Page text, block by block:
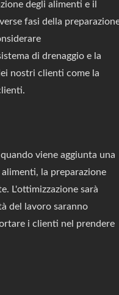
degli alimenti e il
fasi della
di drenaggio e la
nostri clienti come la
viene aggiunta una
la preparazione
L'ottimizzazione sarà
del lavoro saranno
i clienti nel prendere